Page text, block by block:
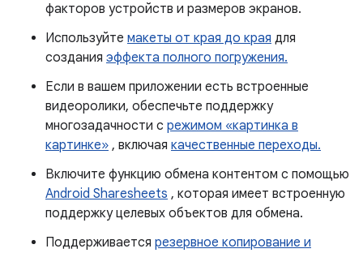
факторов устройств и размеров экранов.
Используйте макеты от края до края для
создания эффекта полного погружения.
Если в вашем приложении есть встроенные
видеоролики, обеспечьте поддержку
многозадачности с режимом «картинка в
картинке» , включая качественные переходы.
Включите функцию обмена контентом с помощью
Android Sharesheets , которая имеет встроенную
поддержку целевых объектов для обмена.
Поддерживается резервное копирование и